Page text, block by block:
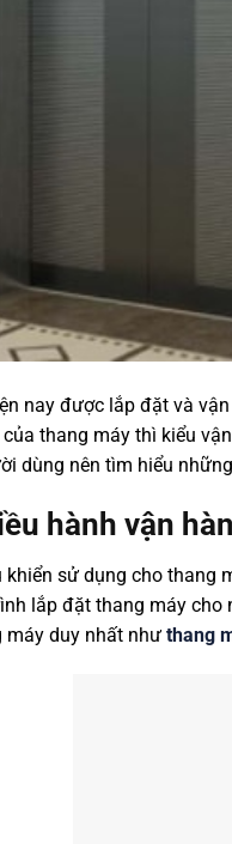
nay được lắp đặt và
thang máy thì kiểu
dùng nên tìm hiểu
hành vận
khiển sử dụng cho thang
lắp đặt thang máy
duy nhất như thang